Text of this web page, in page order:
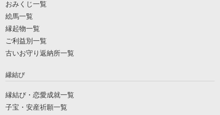
おみくじ一覧
絵馬一覧
縁起物一覧
ご利益別一覧
古いお守り返納所一覧
縁結び
縁結び・恋愛成就一覧
子宝・安産祈願一覧